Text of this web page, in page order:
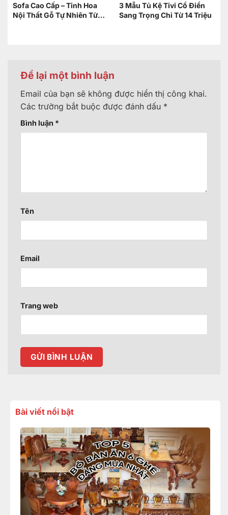
Sofa Cao Cấp – Tinh Hoa
Nội Thất Gỗ Tự Nhiên Từ
3 Mẫu Tủ Kệ Tivi Cổ Điển
Sang Trọng Chỉ Từ 14 Triệu
Để lại một bình luận
Email của bạn sẽ không được hiển thị công khai.
Các trường bắt buộc được đánh dấu *
Bình luận *
Tên
Email
Trang web
Bài viết nổi bật